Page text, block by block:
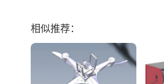
相似推荐：